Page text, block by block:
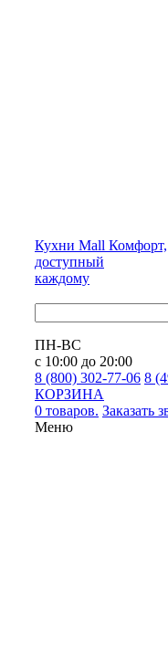
Кухни Mall Комфорт,
доступный
каждому
ПН-ВС
с 10:00 до 20:00
8 (800) 302-77-06 8
КОРЗИНА
0 товаров. Заказать
Меню